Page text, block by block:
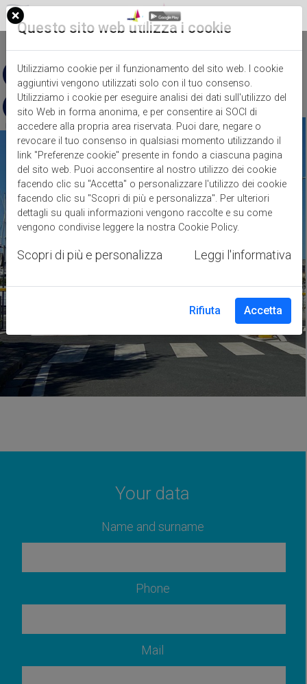
IT
Your data
Name and surname
Phone
Mail
Questo sito web utilizza i cookie
Utilizziamo cookie per il funzionamento del sito web. I cookie
aggiuntivi vengono utilizzati solo con il tuo consenso.
Utilizziamo i cookie per eseguire analisi dei dati sull'utilizzo del
sito Web in forma anonima, e per consentire ai SOCI di
accedere alla propria area riservata. Puoi dare, negare o
revocare il tuo consenso in qualsiasi momento utilizzando il
link "Preferenze cookie" presente in fondo a ciascuna pagina
del sito web. Puoi acconsentire al nostro utilizzo dei cookie
facendo clic su "Accetta" o personalizzare l'utilizzo dei cookie
facendo clic su "Scopri di più e personalizza". Per ulteriori
dettagli su quali informazioni vengono raccolte e su come
vengono condivise leggere la nostra Cookie Policy.
Scopri di più e personalizza Leggi l'informativa
Rifiuta Accetta